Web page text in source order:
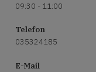
09:30 - 11:00
Telefon
035324185
E-Mail